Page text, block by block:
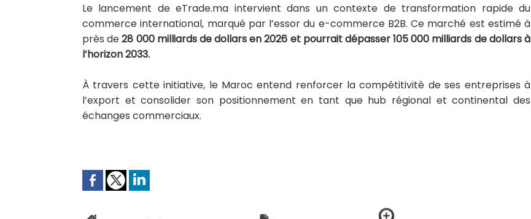
Le lancement de eTrade.ma intervient dans un contexte de transformation rapide du
commerce international, marqué par l’essor du e-commerce B2B. Ce marché est estimé à
près de28 000 milliards de dollars en 2026 et pourrait dépasser 105 000 milliards de dollars à
l’horizon 2033.
À travers cette initiative, le Maroc entend renforcer la compétitivité de ses entreprises à
l’export et consolider son positionnement en tant que hub régional et continental des
échanges commerciaux.